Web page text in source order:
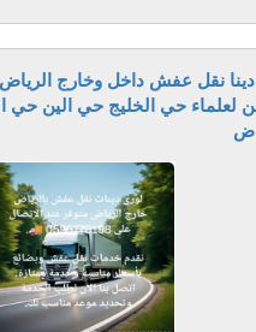
دينا نقل عفش داخل وخارج
ن لعلماء حي الخليج حي الين حي
ض